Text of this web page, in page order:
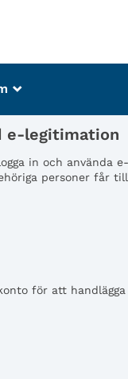
_
e-legitimation
in och
personer får
för att